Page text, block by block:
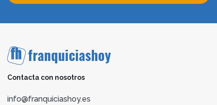
Contacta con nosotros
info@franquiciashoy.es